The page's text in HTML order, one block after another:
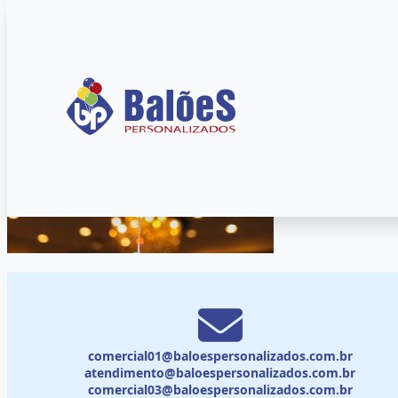
comercial01@baloespersonalizados.com.br
atendimento@baloespersonalizados.com.br
comercial03@baloespersonalizados.com.br